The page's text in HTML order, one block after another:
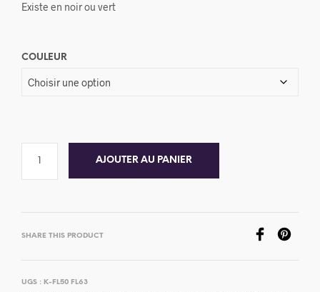
Existe en noir ou vert
COULEUR
AJOUTER AU PANIER
SHARE THIS PRODUCT
UGS : K-FL50 FL63